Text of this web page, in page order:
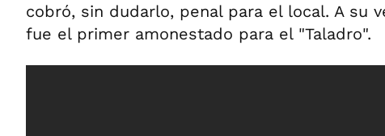
cobró, sin dudarlo, penal para el local. A su
fue el primer amonestado para el "Taladro".